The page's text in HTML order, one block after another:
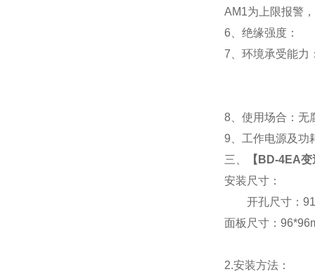
AM1为上限报警
6
绝缘强度：
7
环境承受
8 、使用场合：
9 、工作电源及功
三、
【 BD-4EA变
安装尺寸：
开孔尺寸：
面板尺寸：
2.安装方法：